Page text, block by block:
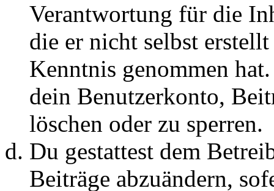
Verantwortung für die
die er nicht selbst
Kenntnis genommen
dein Benutzerkonto,
löschen oder zu sperren.
Du gestattest dem
Beiträge abzuändern,